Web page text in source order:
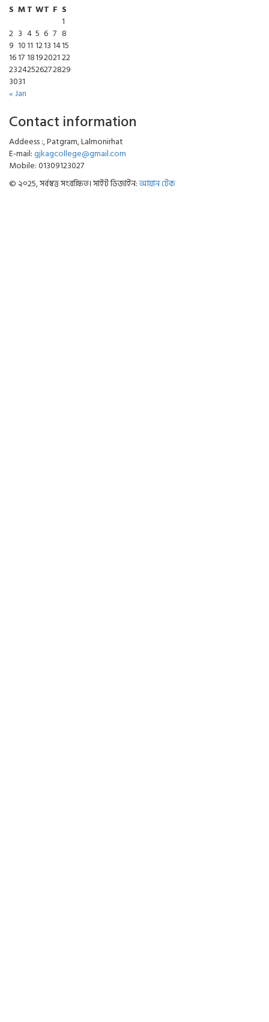
S MT WT F S
1
2 3 4 5 6 7 8
9 1011 12131415
16171819202122
23242526272829
3031
« Jan
Contact information
Addeess :, Patgram, Lalmonirhat
E-mail:gjkagcollege@gmail.com
Mobile: 01309123027
© ২০25, সর্বস্বত্ত সংরক্ষিত। সাইট ডিজাইন:আয়ান টেক